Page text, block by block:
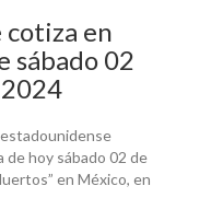
cotiza en
sábado 02
de hoy sábado 02 de
en México, en